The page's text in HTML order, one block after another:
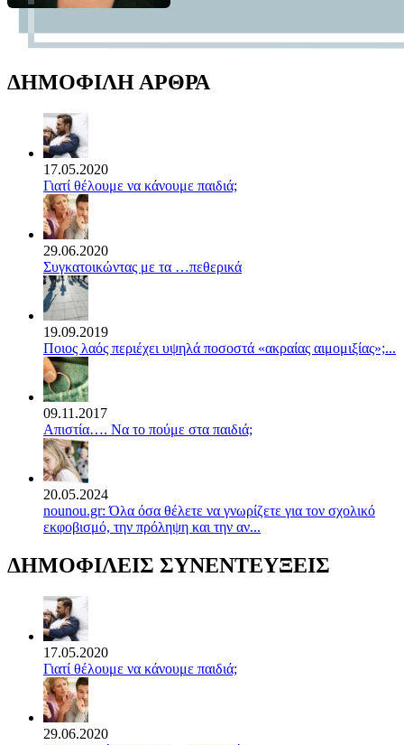
ΔΗΜΟΦΙΛΗ ΑΡΘΡΑ
17.05.2020
Γιατί θέλουμε να κάνουμε παιδιά;
29.06.2020
Συγκατοικώντας με τα …πεθερικά
19.09.2019
Ποιος λαός περιέχει υψηλά ποσοστά «ακραίας αιμομιξίας»;...
09.11.2017
Απιστία…. Να το πούμε στα παιδιά;
20.05.2024
nounou.gr: Όλα όσα θέλετε να γνωρίζετε για τον σχολικό
εκφοβισμό, την πρόληψη και την αν...
ΔΗΜΟΦΙΛΕΙΣ ΣΥΝΕΝΤΕΥΞΕΙΣ
17.05.2020
Γιατί θέλουμε να κάνουμε παιδιά;
29.06.2020